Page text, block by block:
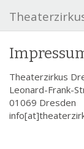
Theaterzirkus
Leonard-Frank-
01069 Dresden